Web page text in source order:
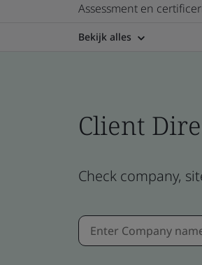
Assessment en
Bekijk alles
Client
Check company,